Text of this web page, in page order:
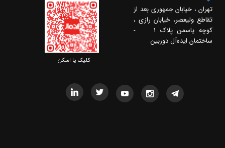
تهران ، خیابان جمهوری بعد از
تقاطع ولیعصر، خیابان رازی ،
کوچه یاسمن پلاک 1 -
ساختمان ایده‌آل دوربین
​​کلیک یا اسکن